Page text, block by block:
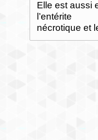
Elle est aussi
l’entérite
nécrotique et